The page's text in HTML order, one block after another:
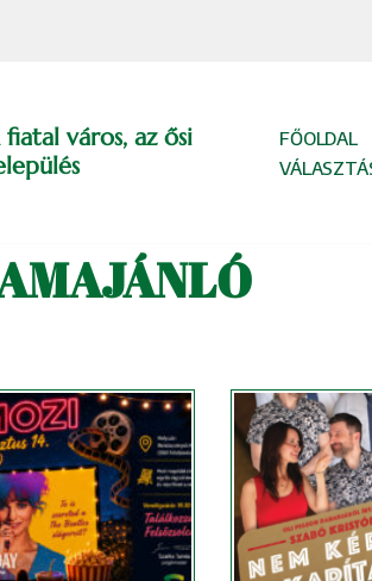
fiatal város, az ősi
FŐOLDAL